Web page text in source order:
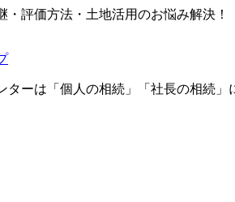
・評価方法・土地活用のお悩み解決！